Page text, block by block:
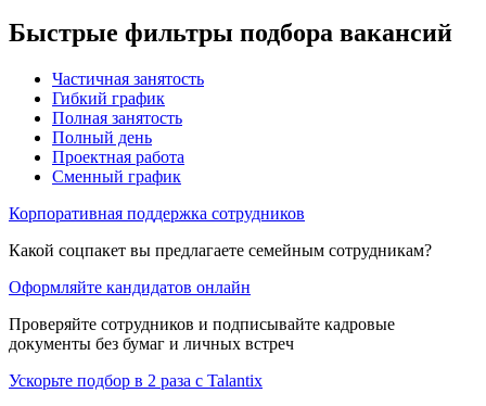
Быстрые фильтры подбора вакансий
Частичная занятость
Гибкий график
Полная занятость
Полный день
Проектная работа
Сменный график
Корпоративная поддержка сотрудников
Какой соцпакет вы предлагаете семейным сотрудникам?
Оформляйте кандидатов онлайн
Проверяйте сотрудников и подписывайте кадровые
документы без бумаг и личных встреч
Ускорьте подбор в 2 раза с Talantix